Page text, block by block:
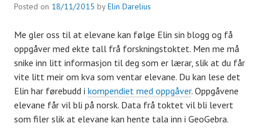
Posted on 18/11/2015 byElin Darelius
Me gler oss til at elevane kan følge Elin sin blogg og få
oppgåver med ekte tall frå forskningstoktet. Men me må
snike inn litt informasjon til deg som er lærar, slik at du får
vite litt meir om kva som ventar elevane. Du kan lese det
Elin har førebudd i kompendiet med oppgåver. Oppgåvene
elevane får vil bli på norsk. Data frå toktet vil bli levert
som filer slik at elevane kan hente tala inn i GeoGebra.